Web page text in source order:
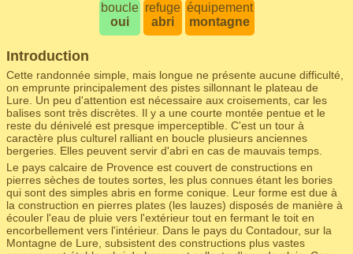
boucle
oui
refuge
abri
équipement
montagne
Introduction
Cette randonnée simple, mais longue ne présente aucune difficulté,
on emprunte principalement des pistes sillonnant le plateau de
Lure. Un peu d'attention est nécessaire aux croisements, car les
balises sont très discrètes. Il y a une courte montée pentue et le
reste du dénivelé est presque imperceptible. C'est un tour à
caractère plus culturel ralliant en boucle plusieurs anciennes
bergeries. Elles peuvent servir d'abri en cas de mauvais temps.
Le pays calcaire de Provence est couvert de constructions en
pierres sèches de toutes sortes, les plus connues étant les bories
qui sont des simples abris en forme conique. Leur forme est due à
la construction en pierres plates (les lauzes) disposés de manière à
écouler l'eau de pluie vers l'extérieur tout en fermant le toit en
encorbellement vers l'intérieur. Dans le pays du Contadour, sur la
Montagne de Lure, subsistent des constructions plus vastes